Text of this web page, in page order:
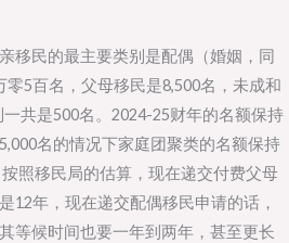
移民的最主要类别是配偶（婚姻，同
5百名，父母移民是8,500名，未成和
共是500名。2024-25财年的名额保持
名的情况下家庭团聚类的名额保持
照移民局的估算，现在递交付费父母
12年，现在递交配偶移民申请的话，
等候时间也要一年到两年，甚至更长